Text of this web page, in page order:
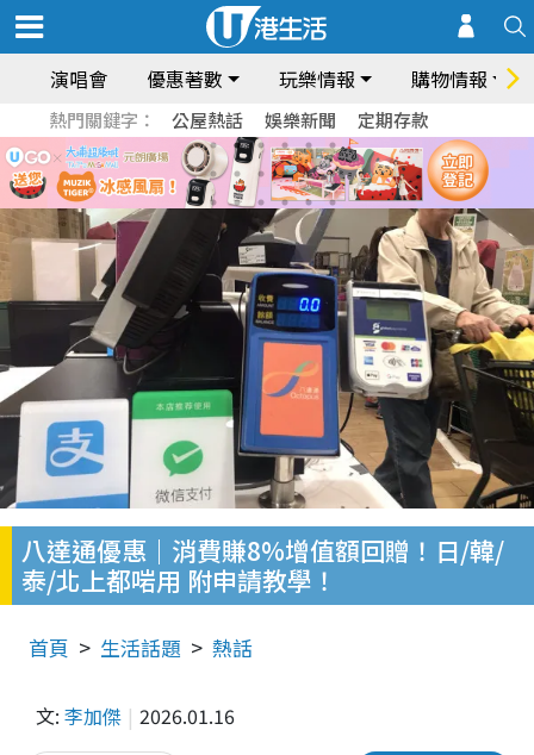
演唱會 優惠著數 玩樂情報 購物情報
熱門關鍵字： 公屋熱話 娛樂新聞 定期存款
八達通優惠｜消費賺8%增值額回贈！日/韓/
泰/北上都啱用 附申請教學！
首頁 生活話題 熱話
文: 李加傑 2026.01.16